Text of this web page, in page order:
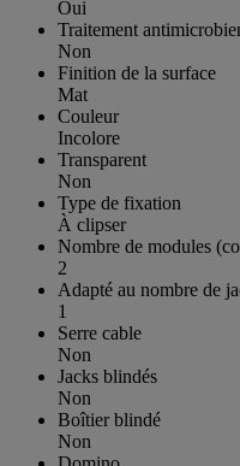
Oui
Traitement
Non
Finition de la surface
Mat
Couleur
Incolore
Transparent
Non
Type de fixation
À clipser
Nombre de modules
2
Adapté au nombre de
1
Serre cable
Non
Jacks blindés
Non
Boîtier blindé
Non